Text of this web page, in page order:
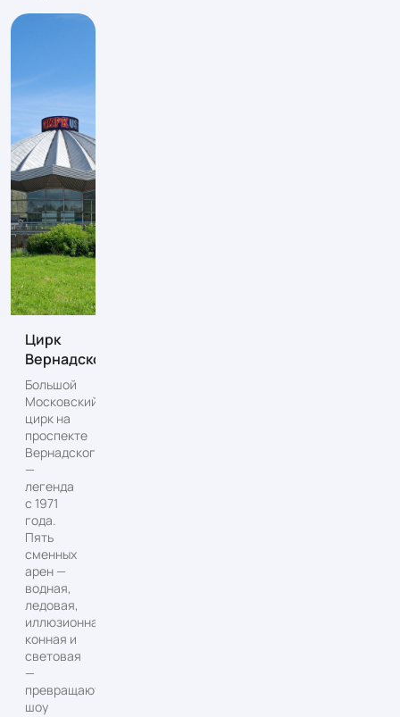
Цирк
Вернадского
Большой
Московский
цирк на
проспекте
Вернадского
—
легенда
с 1971
года.
Пять
сменных
арен —
водная,
ледовая,
иллюзионная,
конная и
световая
—
превращают
шоу